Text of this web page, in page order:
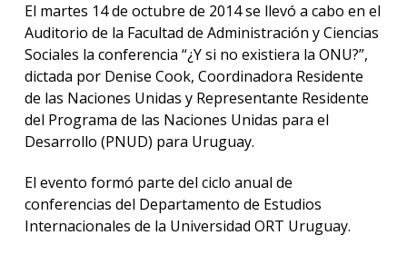
Blog
de la
El martes 14 de octubre de 2014 se llevó a cabo en el
Auditorio de la Facultad de Administración y Ciencias
Sociales la conferencia “¿Y si no existiera la ONU?”,
dictada por Denise Cook, Coordinadora Residente
de las Naciones Unidas y Representante Residente
del Programa de las Naciones Unidas para el
Desarrollo (PNUD) para Uruguay.
El evento formó parte del ciclo anual de
conferencias del Departamento de Estudios
Internacionales de la Universidad ORT Uruguay.